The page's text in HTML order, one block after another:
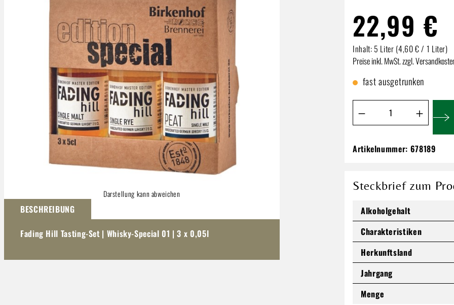
Darstellung kann abweichen
BESCHREIBUNG
Fading Hill Tasting-Set | Whisky-Special 01 | 3 x 0,05l
22,99 €
Inhalt: 5 Liter (4,60 € / 1 Liter)
Preise inkl. MwSt. zzgl.
fast ausgetrunken
Produkt Anzahl: Gib
Fading Hill
22,99 €
Preise inkl. MwSt. zzgl. Versandkosten
Artikelnummer: 678189
Steckbrief zum
Alkoholgehalt
Charakteristiken
Herkunftsland
Jahrgang
Menge